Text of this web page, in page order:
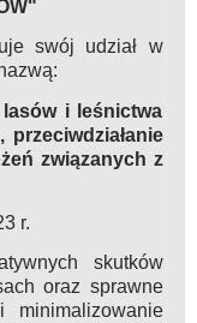
swój udział w
i leśnictwa
związanych z
r.
skutków
oraz sprawne
minimalizowanie